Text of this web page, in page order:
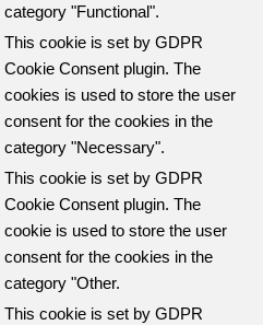
category "Functional".
This cookie is set by GDPR
Cookie Consent plugin. The
cookies is used to store the user
consent for the cookies in the
category "Necessary".
This cookie is set by GDPR
Cookie Consent plugin. The
cookie is used to store the user
consent for the cookies in the
category "Other.
This cookie is set by GDPR